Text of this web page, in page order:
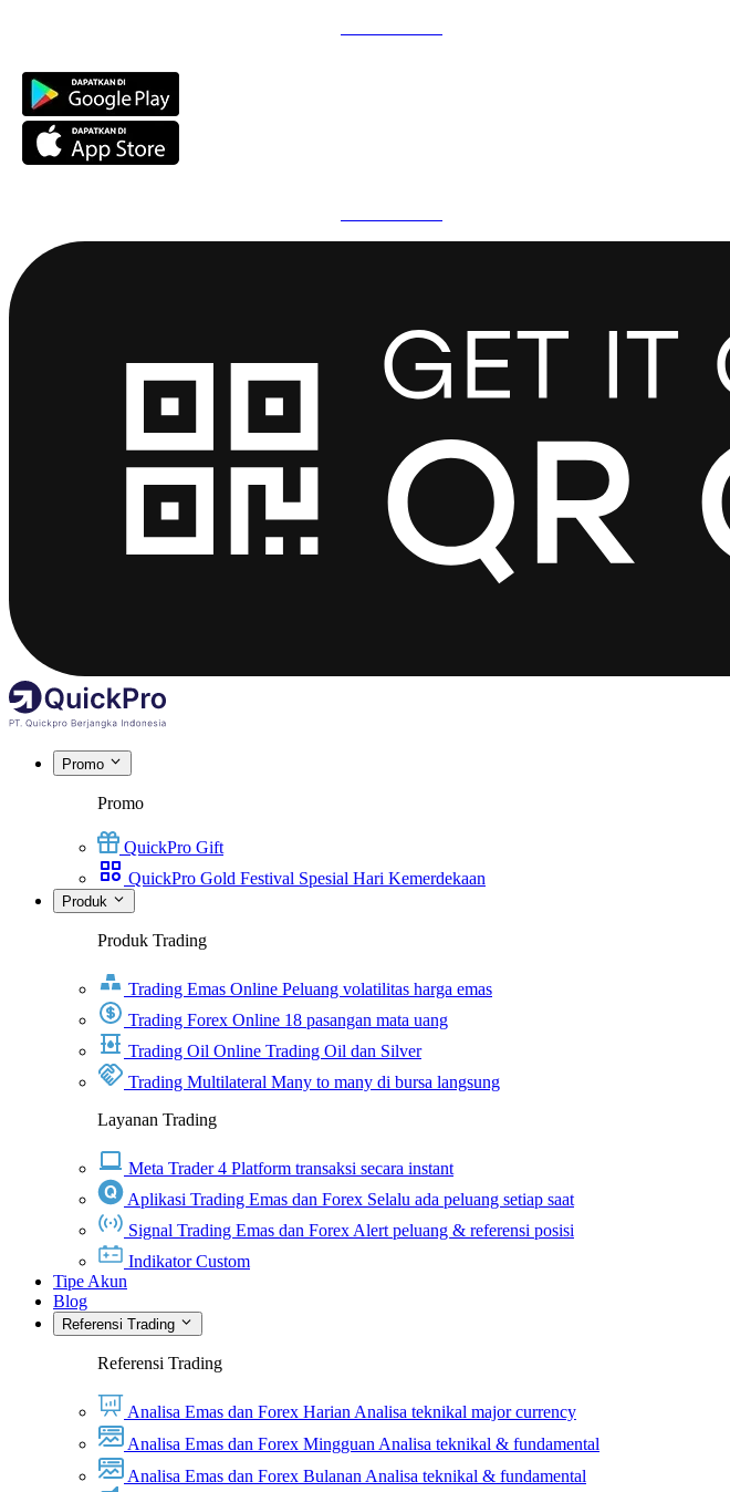
Promo
Promo
QuickPro Gift
QuickPro Gold Festival Spesial Hari Kemerdekaan
Produk
Produk Trading
Trading Emas Online Peluang volatilitas harga emas
Trading Forex Online 18 pasangan mata uang
Trading Oil Online Trading Oil dan Silver
Trading Multilateral Many to many di bursa langsung
Layanan Trading
Meta Trader 4 Platform transaksi secara instant
Aplikasi Trading Emas dan Forex Selalu ada peluang setiap saat
Signal Trading Emas dan Forex Alert peluang & referensi posisi
Indikator Custom
Tipe Akun
Blog
Referensi Trading
Referensi Trading
Analisa Emas dan Forex HarianAnalisa teknikal major currency
Analisa Emas dan Forex MingguanAnalisa teknikal & fundamental
Analisa Emas dan Forex BulananAnalisa teknikal & fundamental